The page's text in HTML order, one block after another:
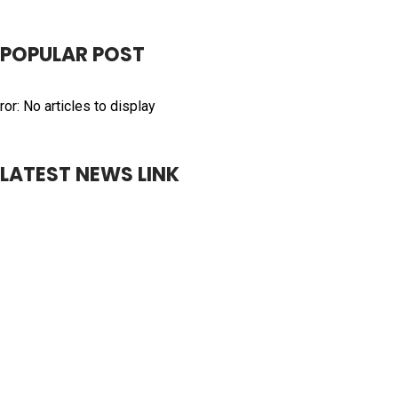
POPULAR POST
No articles to display
LATEST NEWS LINK